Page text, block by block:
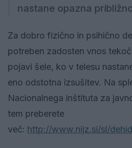
nastane opazna
Za dobro fizično in psihično
potreben zadosten vnos
pojavi šele, ko v telesu
eno odstotna izsušitev. Na
Nacionalnega inštituta za
tem preberete
več: http://www.nijz.si/sl/